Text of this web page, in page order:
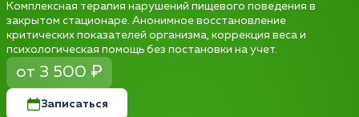
Комплексная терапия нарушений пищевого поведения в
закрытом стационаре. Анонимное восстановление
критических показателей организма, коррекция веса и
психологическая помощь без постановки на учет.
от 3 500 ₽
Записаться